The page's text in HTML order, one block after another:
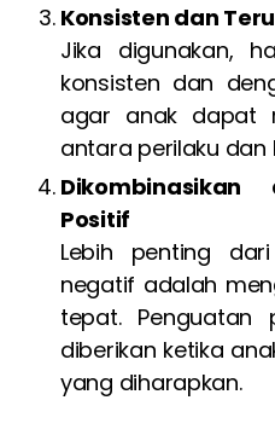
Konsisten dan
Jika digunakan,
konsisten dan
agar anak dapat
antara perilaku dan
Dikombinasikan
Positif
Lebih penting
negatif adalah
tepat. Penguatan
diberikan ketika
yang diharapkan.